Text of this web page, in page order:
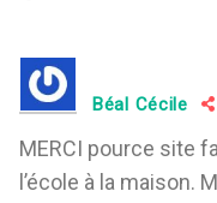
Béal Cécile
MERCI pource site
l’école à la maison.